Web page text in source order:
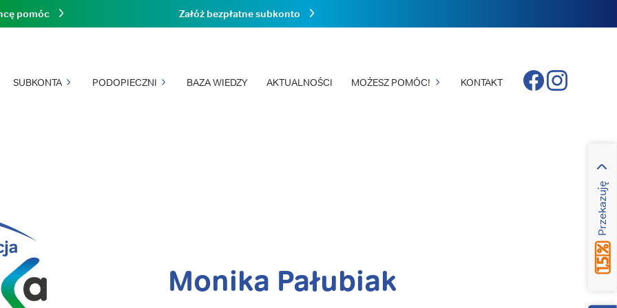
SUBKONTA PODOPIECZNI BAZA WIEDZY AKTUALNOŚCI MOŻESZ POMÓC! KONTAKT
Przekazuję
pomóc Załóż bezpłatne subkonto
FacebookInstagram
Monika Pałubiak